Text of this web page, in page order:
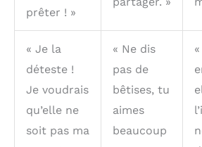
prêter ! »
« Je la
déteste !
Je voudrais
qu’elle ne
soit pas ma
« Ne dis
pas de
bêtises, tu
aimes
beaucoup